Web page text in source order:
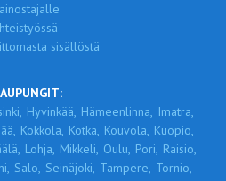
sisällöstä
Hyvinkää, Hämeenlinna, Imatra,
Kokkola, Kotka, Kouvola, Kuopio,
Lohja, Mikkeli, Oulu, Pori, Raisio,
Salo, Seinäjoki, Tampere, Tornio,